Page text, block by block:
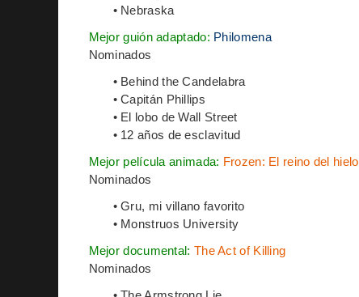
• Nebraska
Mejor guión adaptado: Philomena
Nominados
• Behind the Candelabra
• Capitán Phillips
• El lobo de Wall Street
• 12 años de esclavitud
Mejor película animada: Frozen: El reino del hielo
Nominados
• Gru, mi villano favorito
• Monstruos University
Mejor documental: The Act of Killing
Nominados